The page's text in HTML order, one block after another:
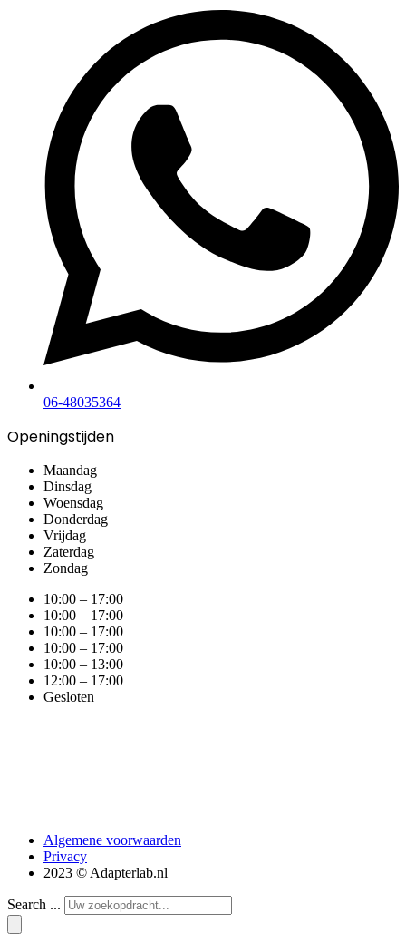
06-48035364
Openingstijden
Maandag
Dinsdag
Woensdag
Donderdag
Vrijdag
Zaterdag
Zondag
10:00 – 17:00
10:00 – 17:00
10:00 – 17:00
10:00 – 17:00
10:00 – 13:00
12:00 – 17:00
Gesloten
Algemene voorwaarden
Privacy
2023 © Adapterlab.nl
Search ...